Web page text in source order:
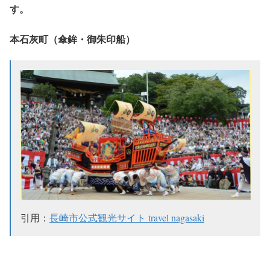
す。
本石灰町（傘鉾・御朱印船）
引用： 長崎市公式観光サイト travel nagasaki